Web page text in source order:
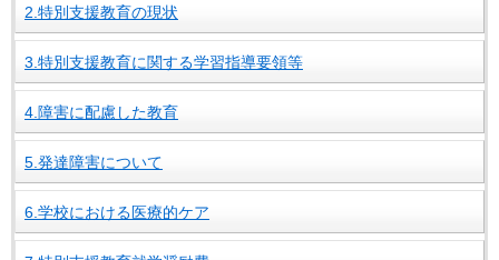
2.特別支援教育の現状
3.特別支援教育に関する学習指導要領等
4.障害に配慮した教育
5.発達障害について
6.学校における医療的ケア